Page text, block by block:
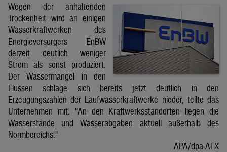
Wegen der anhaltenden
Trockenheit wird an einigen
Wasserkraftwerken des
Energieversorgers EnBW
derzeit deutlich weniger
Strom als sonst produziert.
Der Wassermangel in den
Flüssen schlage sich bereits jetzt deutlich in den
Erzeugungszahlen der Laufwasserkraftwerke nieder, teilte das
Unternehmen mit. "An den Kraftwerksstandorten liegen die
Wasserstände und Wasserabgaben aktuell außerhalb des
Normbereichs."
APA/dpa-AFX